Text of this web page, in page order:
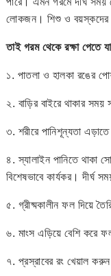
লোকজন। শিশু ও
তাই গরম থেকে রক্ষা পেতে
১. পাতলা ও হালকা রঙের
২. বাড়ির বাইরে থাকার সময়
৩. শরীরে পানিশূন্যতা
৪. স্যালাইন পানিতে থাকা
বিশেষভাবে কার্যকর। দীর্ঘ
৫. গ্রীষ্মকালীন ফল দিয়ে
৬. মাংস এড়িয়ে বেশি করে
৭. প্রস্রাবের রং খেয়াল